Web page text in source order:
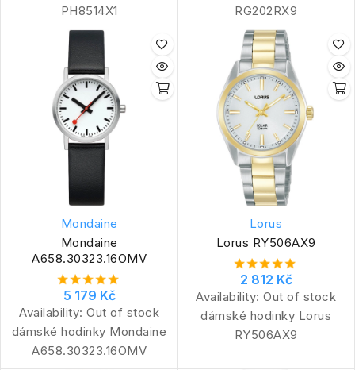
PH8514X1
RG202RX9
Mondaine
Mondaine
A658.30323.16OMV
5 179 Kč
Availability: Out of stock
dámské hodinky Mondaine
A658.30323.16OMV
Lorus
Lorus RY506AX9
2 812 Kč
Availability: Out of stock
dámské hodinky Lorus
RY506AX9